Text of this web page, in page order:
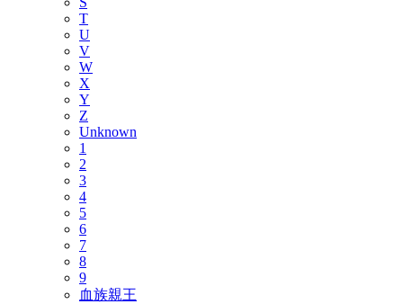
T
U
V
W
X
Y
Z
Unknown
1
2
3
4
5
6
7
8
9
血族親王